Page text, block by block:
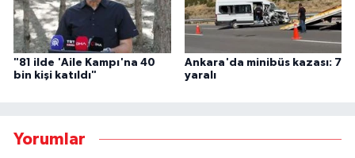
"81 ilde 'Aile Kampı'na 40
bin kişi katıldı"
Ankara'da minibüs kazası: 7
yaralı
Yorumlar